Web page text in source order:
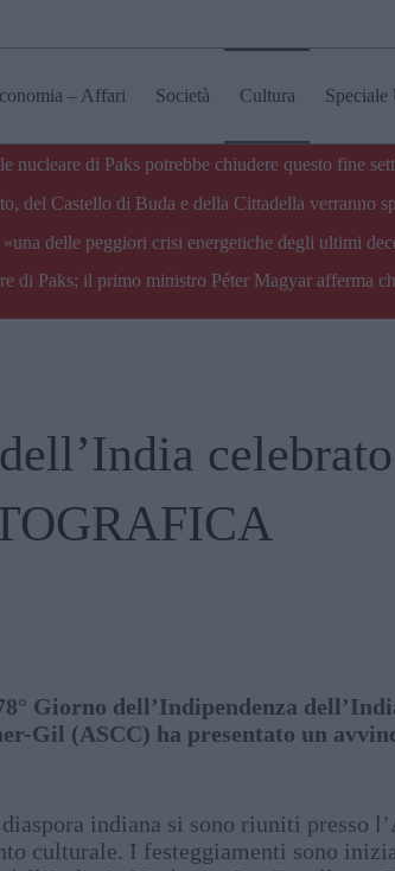
– Affari Società Cultura Speciale
nucleare di Paks potrebbe chiudere questo fine
del Castello di Buda e della Cittadella verranno
delle peggiori crisi energetiche degli ultimi
di Paks; il primo ministro Péter Magyar afferma
Giorno dell’Indipendenza
Gil (ASCC) ha presentato un
indiana si sono riuniti presso
culturale. I festeggiamenti sono